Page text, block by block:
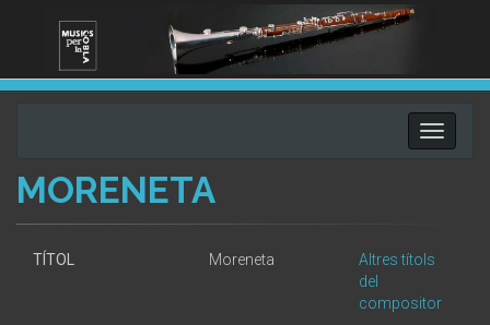
Toggle
MORENETA
TÍTOL Moreneta
Altres títols
del
compositor